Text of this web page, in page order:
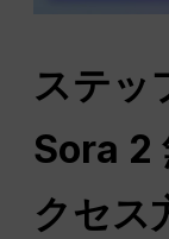
ステッ
Sora 2
クセス